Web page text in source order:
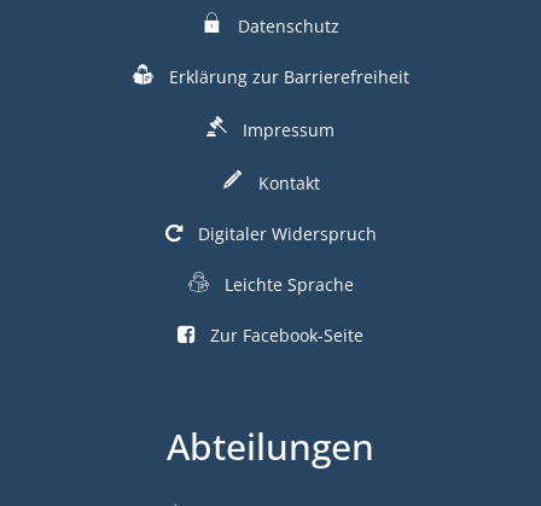
Datenschutz
Erklärung zur Barrierefreiheit
Impressum
Kontakt
Digitaler Widerspruch
Leichte Sprache
Zur Facebook-Seite
Abteilungen